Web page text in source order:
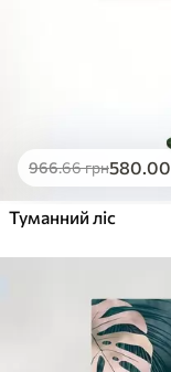
966.66грн580.00
Туманний ліс